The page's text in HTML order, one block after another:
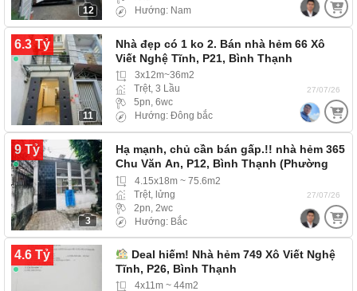
12
Hướng: Nam
6.3 Tỷ
11
Nhà đẹp có 1 ko 2. Bán nhà hẻm 66 Xô
Viết Nghệ Tĩnh, P21, Bình Thạnh
3x12m~36m2
Trệt, 3 Lầu
5pn, 6wc
Hướng: Đông bắc
27/07/26
9 Tỷ
3
Hạ mạnh, chủ cần bán gấp.!! nhà hẻm 365
Chu Văn An, P12, Bình Thạnh (Phường
Bình…4.15x18m ~ 75.6m2
Trệt, lửng
2pn, 2wc
Hướng: Bắc
27/07/26
4.6 Tỷ
Deal hiếm! Nhà hẻm 749 Xô Viết Nghệ
Tĩnh, P26, Bình Thạnh
4x11m ~ 44m2